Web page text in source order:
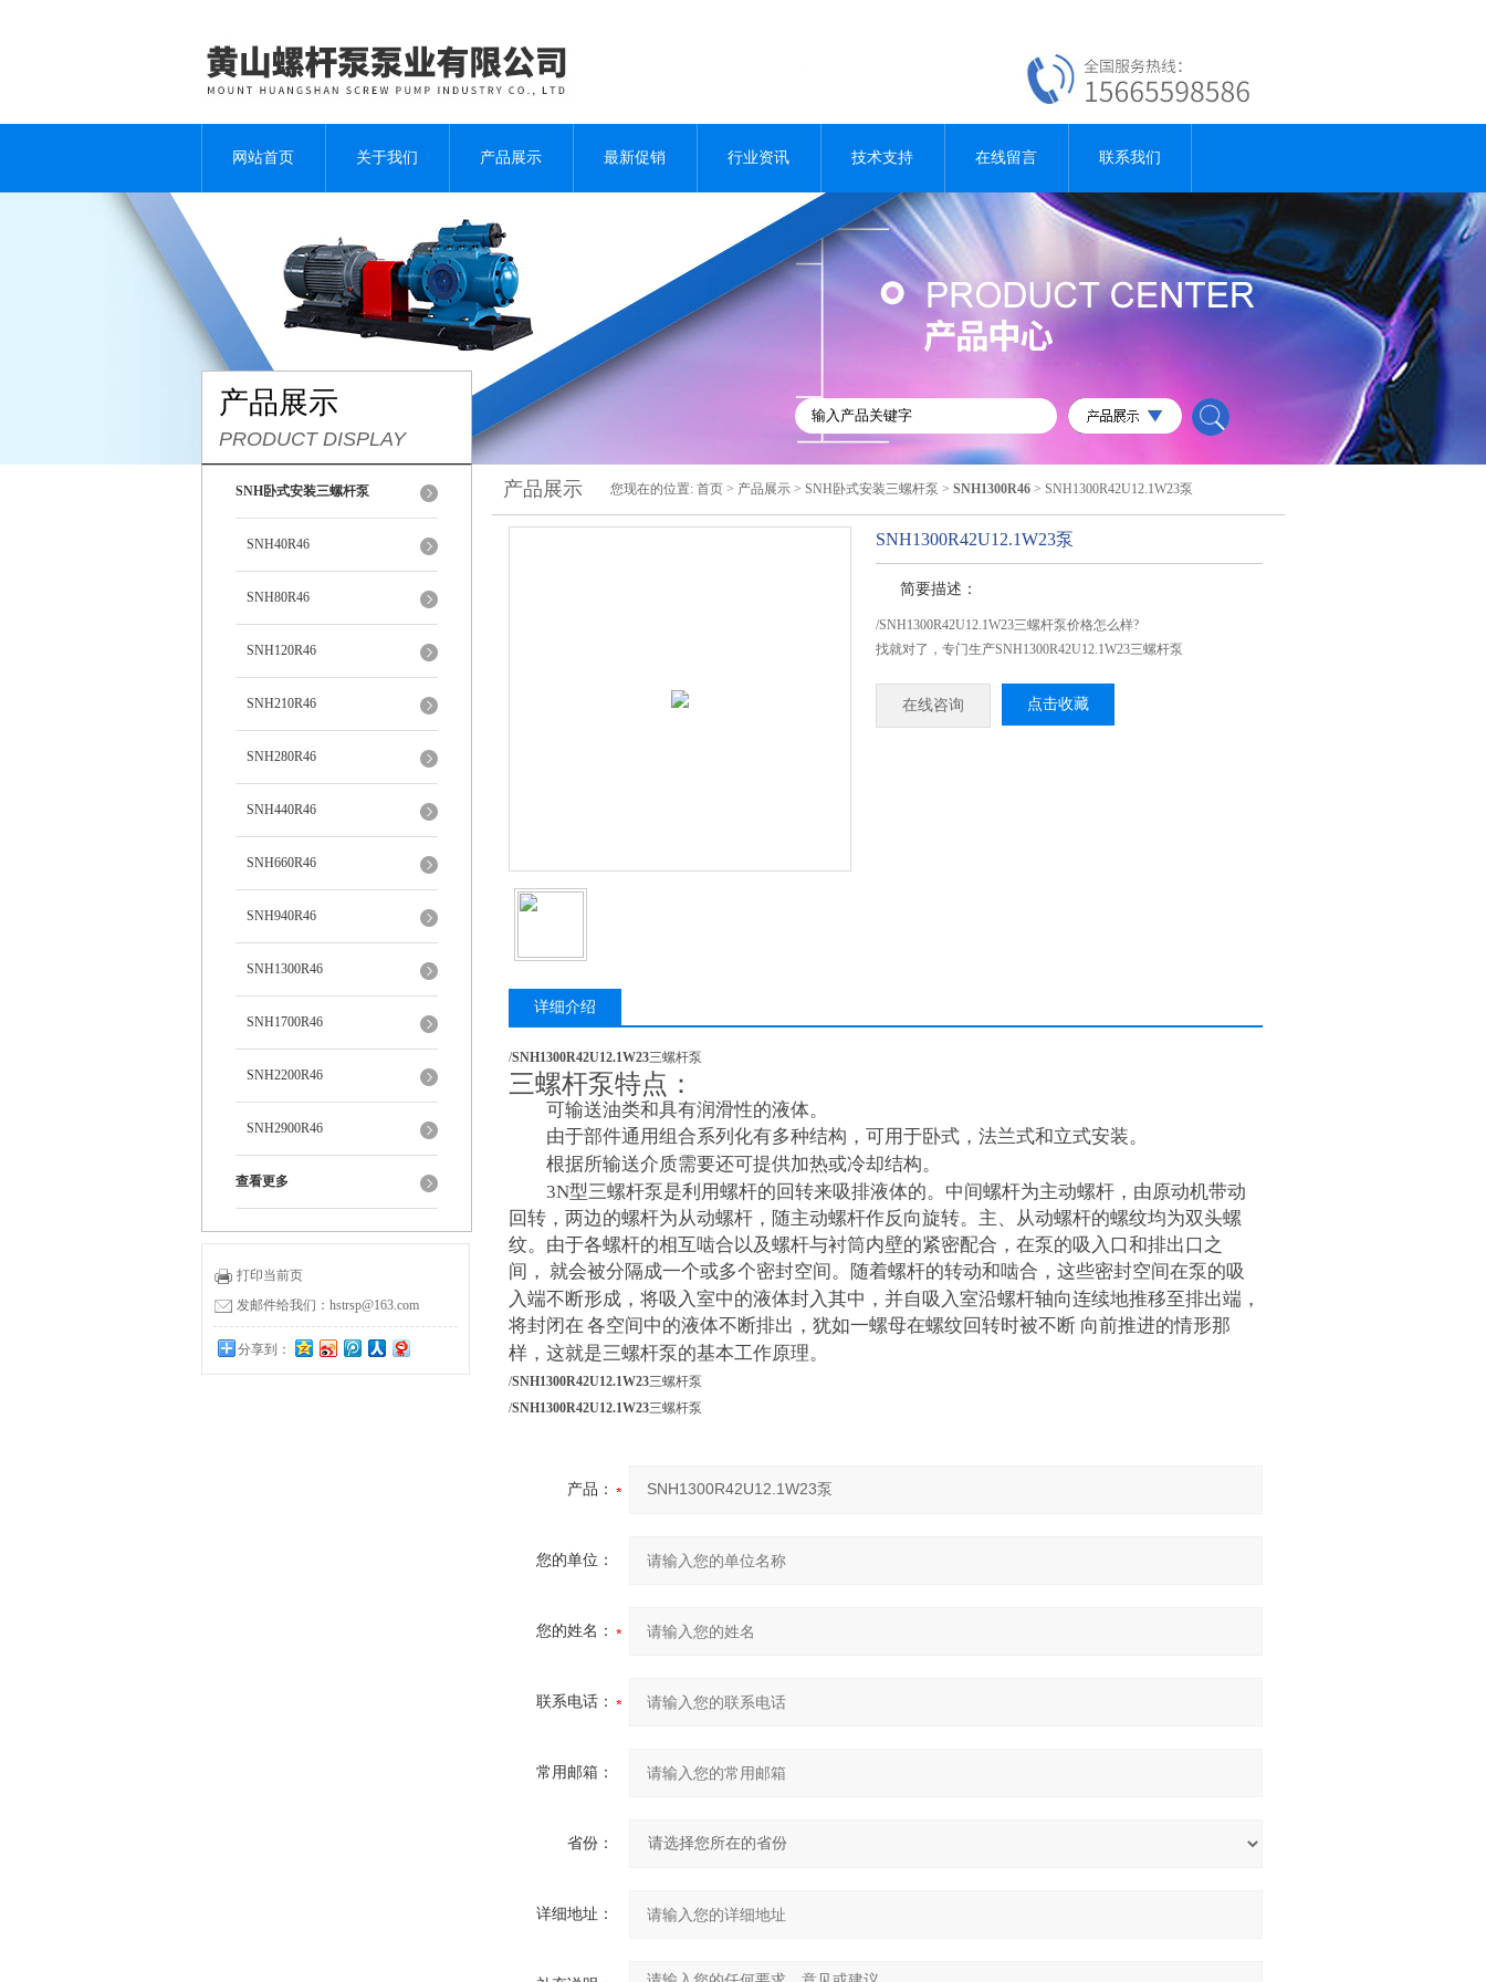
网站首页 关于我们 产品展示 最新促销 行业资讯 技术支持 在线留言 联系我们
产品展示
PRODUCT DISPLAY
SNH卧式安装三螺杆泵
SNH40R46
SNH80R46
SNH120R46
SNH210R46
SNH280R46
SNH440R46
SNH660R46
SNH940R46
SNH1300R46
SNH1700R46
SNH2200R46
SNH2900R46
查看更多
打印当前页
发邮件给我们：hstrsp@163.com
分享到：
产品展示 您现在的位置: 首页 > 产品展示 > SNH卧式安装三螺杆泵 > SNH1300R46 > SNH1300R42U12.1W23泵
SNH1300R42U12.1W23泵
简要描述：
/SNH1300R42U12.1W23三螺杆泵价格怎么样?
找就对了，专门生产SNH1300R42U12.1W23三螺杆泵
在线咨询 点击收藏
详细介绍
/SNH1300R42U12.1W23三螺杆泵
三螺杆泵特点：
可输送油类和具有润滑性的液体。
由于部件通用组合系列化有多种结构，可用于卧式，法兰式和立式安装。
根据所输送介质需要还可提供加热或冷却结构。
3N型三螺杆泵是利用螺杆的回转来吸排液体的。中间螺杆为主动螺杆，由原动机带动
回转，两边的螺杆为从动螺杆，随主动螺杆作反向旋转。主、从动螺杆的螺纹均为双头螺
纹。由于各螺杆的相互啮合以及螺杆与衬筒内壁的紧密配合，在泵的吸入口和排出口之
间， 就会被分隔成一个或多个密封空间。随着螺杆的转动和啮合，这些密封空间在泵的吸
入端不断形成，将吸入室中的液体封入其中，并自吸入室沿螺杆轴向连续地推移至排出端，
将封闭在 各空间中的液体不断排出，犹如一螺母在螺纹回转时被不断 向前推进的情形那
样，这就是三螺杆泵的基本工作原理。
/SNH1300R42U12.1W23三螺杆泵
/SNH1300R42U12.1W23三螺杆泵
产品：
您的单位：
您的姓名：
联系电话：
常用邮箱：
省份：
详细地址：